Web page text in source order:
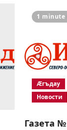
1 minute
Æгъдау
Новости
Газета